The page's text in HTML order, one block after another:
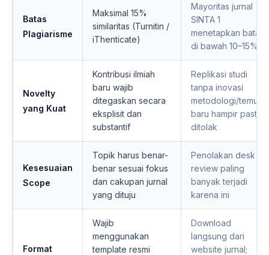
Batas
Plagiarisme
Maksimal 15%
similaritas (Turnitin /
iThenticate)
Mayoritas jurnal
SINTA 1
menetapkan batas
di bawah 10–15%
Novelty
yang Kuat
Kontribusi ilmiah
baru wajib
ditegaskan secara
eksplisit dan
substantif
Replikasi studi
tanpa inovasi
metodologi/temuan
baru hampir pasti
ditolak
Kesesuaian
Scope
Topik harus benar-
benar sesuai fokus
dan cakupan jurnal
yang dituju
Penolakan desk
review paling
banyak terjadi
karena ini
Format
Wajib
menggunakan
template resmi
Download
langsung dari
website jurnal;